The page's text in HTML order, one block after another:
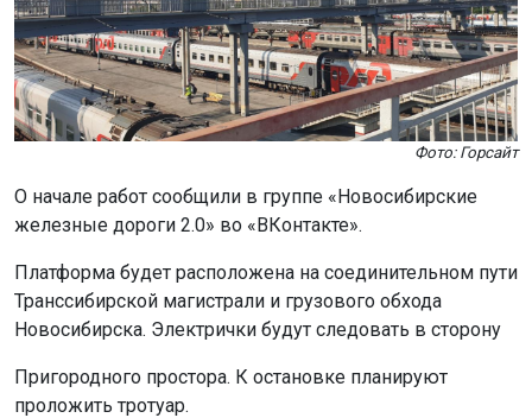
Фото: Горсайт
О начале работ сообщили в группе «Новосибирские
железные дороги 2.0» во «ВКонтакте».
Платформа будет расположена на соединительном пути
Транссибирской магистрали и грузового обхода
Новосибирска. Электрички будут следовать в сторону
Пригородного простора. К остановке планируют
проложить тротуар.